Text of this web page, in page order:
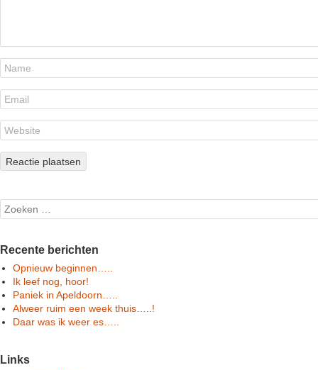
Search
Recente berichten
Opnieuw beginnen…..
Ik leef nog, hoor!
Paniek in Apeldoorn…..
Alweer ruim een week thuis…..!
Daar was ik weer es…..
Links